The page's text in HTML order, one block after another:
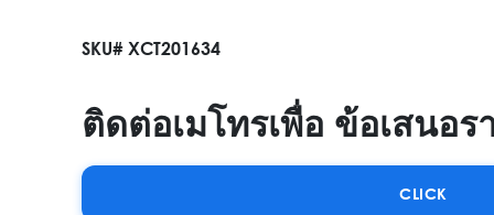
SKU# XCT201634
ติดต่อเมโทรเพื่อ ข้อเสนอร
CLICK